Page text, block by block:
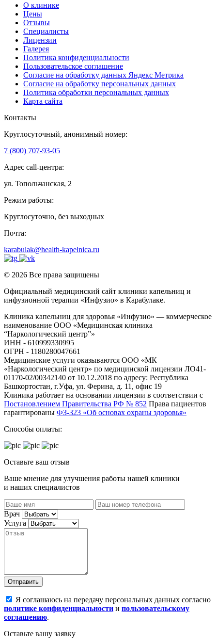
О клинике
Цены
Отзывы
Специалисты
Лицензии
Галерея
Политика конфиденциальности
Пользовательское соглашение
Согласие на обработку данных Яндекс Метрика
Согласие на обработку персональных данных
Политика обработки персональных данных
Карта сайта
Контакты
Круглосуточный, анонимный номер:
7 (800) 707-93-05
Адрес call-центра:
ул. Топольчанская, 2
Режим работы:
Круглосуточно, без выходных
Почта:
karabulak@health-kapelnica.ru
© 2026 Все права защищены
Официальный медицинский сайт клиники капельниц и
инфузионной терапии «Инфузио» в Карабулаке.
Клиника капельниц для здоровья «Инфузио» — коммерческое
наименование ООО «Медицинская клиника
“Наркологический центр”»
ИНН - 610999330995
ОГРН - 1180280047661
Медицинские услуги оказываются ООО «МК
«Наркологический центр» по медицинской лицензии ЛО41-
01170-02/00342140 от 10.12.2018 по адресу: Республика
Башкортостан, г.Уфа, ул. Ферина, д. 11, офис 19
Клиника работает на основании лицензии в соответствии с
Постановлением Правительства РФ № 852 Права пациентов
гарантированы ФЗ-323 «Об основах охраны здоровья»
Способы оплаты:
Оставьте ваш отзыв
Ваше мнение для улучшения работы нашей клиники
и наших специалистов
Врач
Услуга
Отправить
Я соглашаюсь на передачу персональных данных согласно
политике конфиденциальности и пользовательскому
соглашению.
Оставьте вашу заявку